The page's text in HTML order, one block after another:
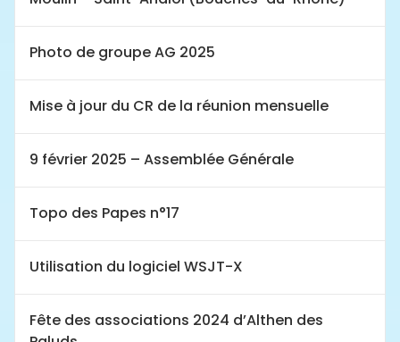
Photo de groupe AG 2025
Mise à jour du CR de la réunion mensuelle
9 février 2025 – Assemblée Générale
Topo des Papes n°17
Utilisation du logiciel WSJT-X
Fête des associations 2024 d’Althen des